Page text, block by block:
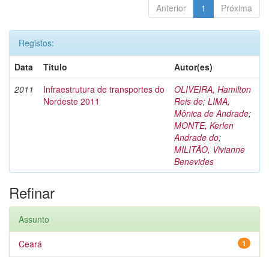
Anterior 1 Próxima
Registos:
Data
Título
Autor(es)
2011
Infraestrutura de transportes do
Nordeste 2011
OLIVEIRA, Hamilton
Reis de; LIMA,
Mônica de Andrade;
MONTE, Kerlen
Andrade do;
MILITÃO, Vivianne
Benevides
Refinar
Assunto
1
Ceará